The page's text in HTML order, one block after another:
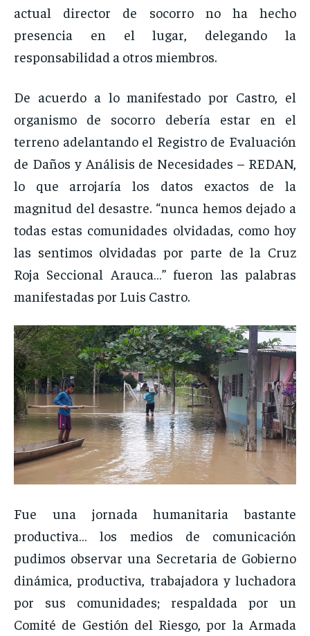
actual director de socorro no ha hecho
presencia en el lugar, delegando la
responsabilidad a otros miembros.
De acuerdo a lo manifestado por Castro, el
organismo de socorro debería estar en el
terreno adelantando el Registro de Evaluación
de Daños y Análisis de Necesidades – REDAN,
lo que arrojaría los datos exactos de la
magnitud del desastre. “nunca hemos dejado a
todas estas comunidades olvidadas, como hoy
las sentimos olvidadas por parte de la Cruz
Roja Seccional Arauca…” fueron las palabras
manifestadas por Luis Castro.
Fue una jornada humanitaria bastante
productiva… los medios de comunicación
pudimos observar una Secretaria de Gobierno
dinámica, productiva, trabajadora y luchadora
por sus comunidades; respaldada por un
Comité de Gestión del Riesgo, por la Armada